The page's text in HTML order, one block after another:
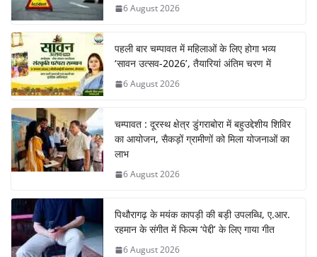
6 August 2026
पहली बार चम्पावत में महिलाओं के लिए होगा भव्य
‘सावन उत्सव-2026’, तैयारियां अंतिम चरण में
6 August 2026
चम्पावत : दूरस्थ क्षेत्र डुंगराबोरा में बहुउद्देशीय शिविर
का आयोजन, सैकड़ों ग्रामीणों को मिला योजनाओं का
लाभ
6 August 2026
पिथौरागढ़ के मयंक कापड़ी की बड़ी उपलब्धि, ए.आर.
रहमान के संगीत में फिल्म ‘पेद्दी’ के लिए गाया गीत
6 August 2026